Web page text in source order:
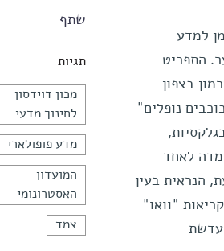
שתף
תגיות
מכון דוידסון
לחינוך מדעי
מדע פופולארי
המועדון
האסטרונומי
צמד
למדע
- כ-120מבוגרים ובני נוער. התפריט
בצפון
נופלים"
לאחד
הנראית בעין
"וואו"
עדשת